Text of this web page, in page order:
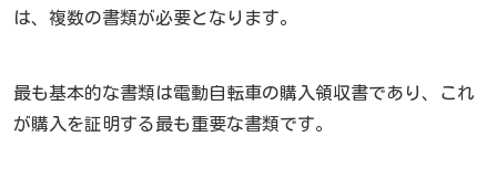
は、複数の書類が必要となります。
最も基本的な書類は電動自転車の購入領収書であり、これ
が購入を証明する最も重要な書類です。